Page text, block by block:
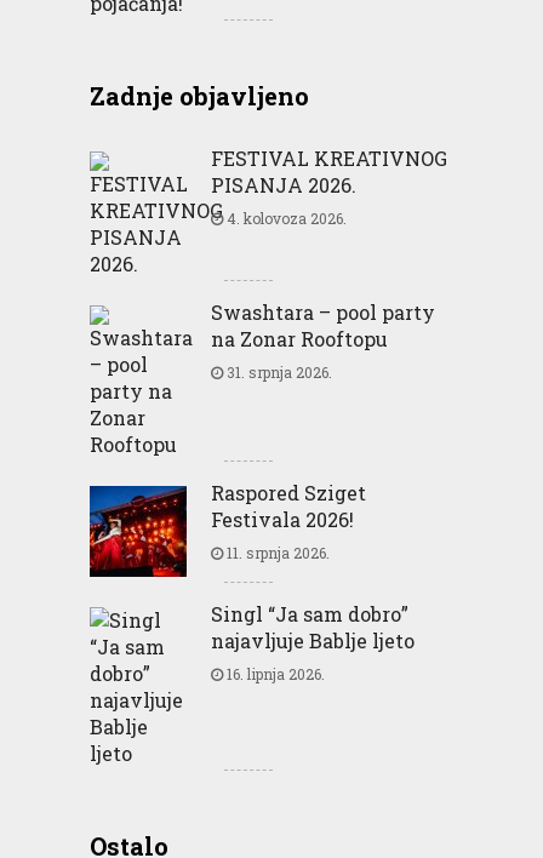
Zadnje objavljeno
FESTIVAL KREATIVNOG
PISANJA 2026.
4. kolovoza 2026.
Swashtara – pool party
na Zonar Rooftopu
31. srpnja 2026.
Raspored Sziget
Festivala 2026!
11. srpnja 2026.
Singl “Ja sam dobro”
najavljuje Bablje ljeto
16. lipnja 2026.
Ostalo